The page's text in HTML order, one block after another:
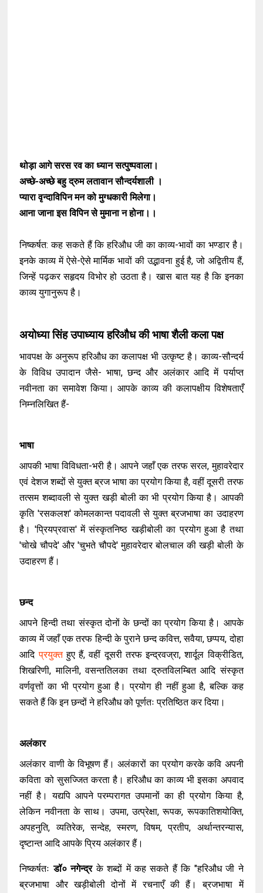
थोड़ा आगे सरस रव का ध्यान सत्पुष्पवाला।
अच्छे-अच्छे बहु द्रुम लतावान सौन्दर्यशाली ।
प्यारा वृन्दाविपिन मन को मुग्धकारी मिलेगा।
आना जाना इस विपिन से मुमाना न होना।।
निष्कर्षत: कह सकते हैं कि हरिऔध जी का काव्य-भावों का भण्डार है।
इनके काव्य में ऐसे-ऐसे मार्मिक भावों की उद्भावना हुई है, जो अद्वितीय हैं,
जिन्हें पढ़कर सहृदय विभोर हो उठता है। खास बात यह है कि इनका
काव्य युगानुरूप है।
अयोध्या सिंह उपाध्याय हरिऔध की भाषा शैली कला पक्ष
भावपक्ष के अनुरूप हरिऔध का कलापक्ष भी उत्कृष्ट है। काव्य-सौन्दर्य
के विविध उपादान जैसे- भाषा, छन्द और अलंकार आदि में पर्याप्त
नवीनता का समावेश किया। आपके काव्य की कलापक्षीय विशेषताएँ
निम्नलिखित हैं-
भाषा
आपकी भाषा विविधता-भरी है। आपने जहाँ एक तरफ सरल, मुहावरेदार
एवं देशज शब्दों से युक्त ब्रज भाषा का प्रयोग किया है, वहीं दूसरी तरफ
तत्सम शब्दावली से युक्त खड़ी बोली का भी प्रयोग किया है। आपकी
कृति 'रसकलश' कोमलकान्त पदावली से युक्त ब्रजभाषा का उदाहरण
है। 'प्रियप्रवास' में संस्कृतनिष्ठ खड़ीबोली का प्रयोग हुआ है तथा
'चोखे चौपदे' और 'चुभते चौपदे' मुहावरेदार बोलचाल की खड़ी बोली के
उदाहरण हैं।
छन्द
आपने हिन्दी तथा संस्कृत दोनों के छन्दों का प्रयोग किया है। आपके
काव्य में जहाँ एक तरफ हिन्दी के पुराने छन्द कवित्त, सवैया, छप्पय, दोहा
आदिप्रयुक्तहुए हैं, वहीं दूसरी तरफ इन्द्रवज्रा, शार्दूल विक्रीडित,
शिखरिणी, मालिनी, वसन्ततिलका तथा द्रुतविलम्बित आदि संस्कृत
वर्णवृत्तों का भी प्रयोग हुआ है। प्रयोग ही नहीं हुआ है, बल्कि कह
सकते हैं कि इन छन्दों ने हरिऔध को पूर्णतः प्रतिष्ठित कर दिया।
अलंकार
अलंकार वाणी के विभूषण हैं। अलंकारों का प्रयोग करके कवि अपनी
कविता को सुसज्जित करता है। हरिऔध का काव्य भी इसका अपवाद
नहीं है। यद्यपि आपने परम्परागत उपमानों का ही प्रयोग किया है,
लेकिन नवीनता के साथ। उपमा, उत्प्रेक्षा, रूपक, रूपकातिशयोक्ति,
अपहनुति, व्यतिरेक, सन्देह, स्मरण, विषम, प्रतीप, अर्थान्तरन्यास,
दृष्टान्त आदि आपके प्रिय अलंकार हैं।
निष्कर्षतःडॉ० नगेन्द्रके शब्दों में कह सकते हैं कि "हरिऔध जी ने
ब्रजभाषा और खड़ीबोली दोनों में रचनाएँ की हैं। ब्रजभाषा में